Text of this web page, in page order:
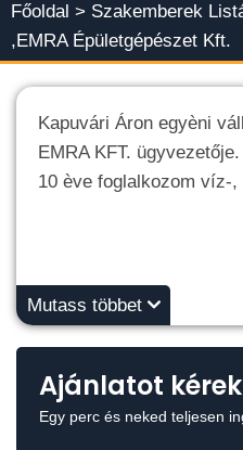
Főoldal > Szakemberek
,EMRA Épületgépészet Kft.
Kapuvári Áron egyèni
EMRA KFT. ügyvezetője.
10 ève foglalkozom víz-
Mutass többet
Ajánlatot
Egy perc és neked teljesen